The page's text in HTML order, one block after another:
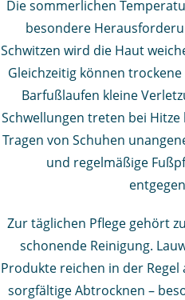
Die sommerlichen
besondere
Schwitzen wird die Haut
Gleichzeitig können
Barfußlaufen kleine
Schwellungen treten bei
Tragen von Schuhen
und regelmäßige
Zur täglichen Pflege gehört
schonende Reinigung.
Produkte reichen in der
sorgfältige Abtrocknen –